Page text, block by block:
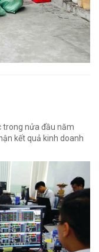
trong nửa đầu năm
kết quả kinh doanh